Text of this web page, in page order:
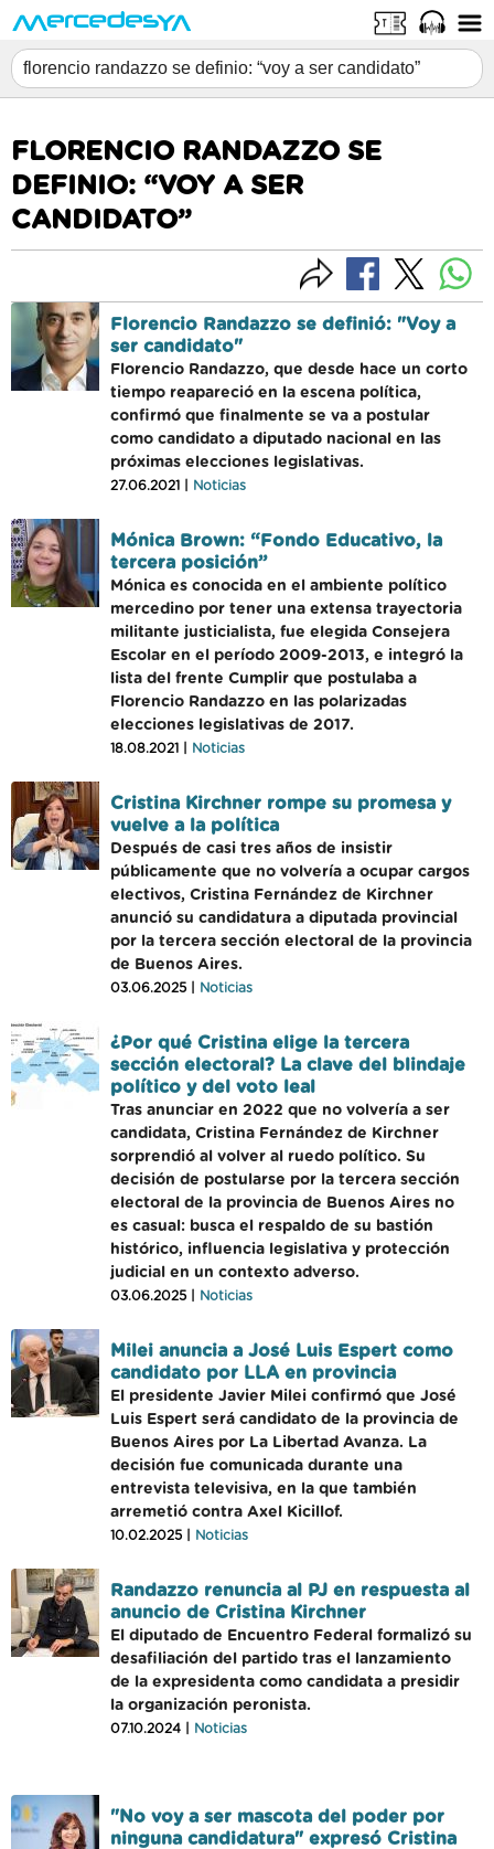
FLORENCIO RANDAZZO SE
DEFINIO: “VOY A SER
CANDIDATO”
Florencio Randazzo se definió: "Voy a
ser candidato"
Florencio Randazzo, que desde hace un corto
tiempo reapareció en la escena política,
confirmó que finalmente se va a postular
como candidato a diputado nacional en las
próximas elecciones legislativas.
27.06.2021 | Noticias
Mónica Brown: “Fondo Educativo, la
tercera posición”
Mónica es conocida en el ambiente político
mercedino por tener una extensa trayectoria
militante justicialista, fue elegida Consejera
Escolar en el período 2009-2013, e integró la
lista del frente Cumplir que postulaba a
Florencio Randazzo en las polarizadas
elecciones legislativas de 2017.
18.08.2021 | Noticias
Cristina Kirchner rompe su promesa y
vuelve a la política
Después de casi tres años de insistir
públicamente que no volvería a ocupar cargos
electivos, Cristina Fernández de Kirchner
anunció su candidatura a diputada provincial
por la tercera sección electoral de la provincia
de Buenos Aires.
03.06.2025 | Noticias
¿Por qué Cristina elige la tercera
sección electoral? La clave del blindaje
político y del voto leal
Tras anunciar en 2022 que no volvería a ser
candidata, Cristina Fernández de Kirchner
sorprendió al volver al ruedo político. Su
decisión de postularse por la tercera sección
electoral de la provincia de Buenos Aires no
es casual: busca el respaldo de su bastión
histórico, influencia legislativa y protección
judicial en un contexto adverso.
03.06.2025 | Noticias
Milei anuncia a José Luis Espert como
candidato por LLA en provincia
El presidente Javier Milei confirmó que José
Luis Espert será candidato de la provincia de
Buenos Aires por La Libertad Avanza. La
decisión fue comunicada durante una
entrevista televisiva, en la que también
arremetió contra Axel Kicillof.
10.02.2025 | Noticias
Randazzo renuncia al PJ en respuesta al
anuncio de Cristina Kirchner
El diputado de Encuentro Federal formalizó su
desafiliación del partido tras el lanzamiento
de la expresidenta como candidata a presidir
la organización peronista.
07.10.2024 | Noticias
"No voy a ser mascota del poder por
ninguna candidatura" expresó Cristina